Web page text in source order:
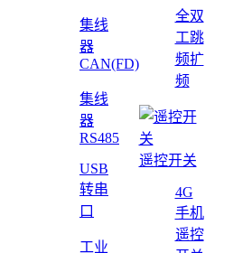
集线
器
CAN(FD)
集线
器
RS485
USB
转串
口
工业
全双
工跳
频扩
频
遥控开关
4G
手机
遥控